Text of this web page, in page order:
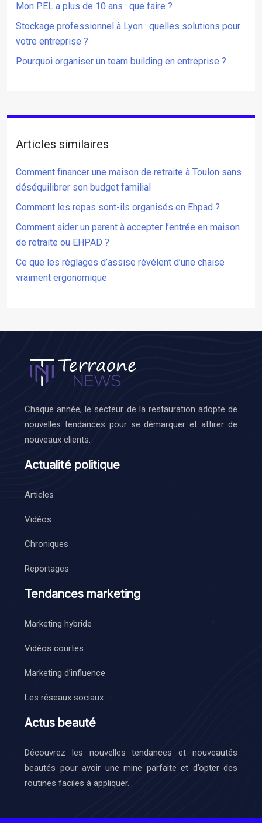
Mon PEL a plus de 10 ans : que faire ?
Stockage professionnel à Lyon : quelles solutions pour
votre entreprise ?
Pourquoi organiser un team building en entreprise ?
Articles similaires
Comment financer une maison de retraite à Toulon sans
déséquilibrer son budget familial
Comment les repas sont-ils organisés en Ehpad ?
Comment aider un parent à accepter l’entrée en maison
de retraite ou EHPAD ?
Ce que les réglages d’assise révèlent d’une chaise
vraiment ergonomique
Chaque année, le secteur de la restauration adopte de
nouvelles tendances pour se démarquer et attirer de
nouveaux clients.
Actualité politique
Articles
Vidéos
Chroniques
Reportages
Tendances marketing
Marketing hybride
Vidéos courtes
Marketing d’influence
Les réseaux sociaux
Actus beauté
Découvrez les nouvelles tendances et nouveautés
beautés pour avoir une mine parfaite et d’opter des
routines faciles à appliquer.